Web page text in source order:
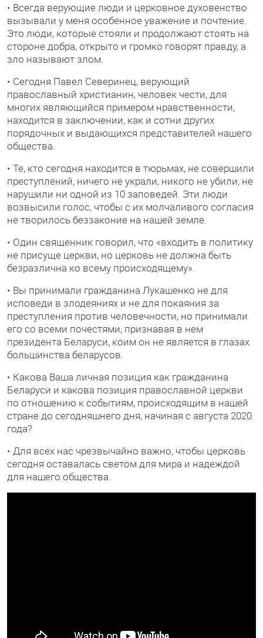
• Всегда верующие люди и церковное духовенство
вызывали у меня особенное уважение и почтение.
Это люди, которые стояли и продолжают стоять на
стороне добра, открыто и громко говорят правду, а
зло называют злом.
• Сегодня Павел Северинец, верующий
православный христианин, человек чести, для
многих являющийся примером нравственности,
находится в заключении, как и сотни других
порядочных и выдающихся представителей нашего
общества.
• Те, кто сегодня находится в тюрьмах, не совершили
преступлений, ничего не украли, никого не убили, не
нарушили ни одной из 10 заповедей. Эти люди
возвысили голос, чтобы с их молчаливого согласия
не творилось беззаконие на нашей земле.
• Один священник говорил, что «входить в политику
не присуще церкви, но церковь не должна быть
безразлична ко всему происходящему».
• Вы принимали гражданина Лукашенко не для
исповеди в злодеяниях и не для покаяния за
преступления против человечности, но принимали
его со всеми почестями, признавая в нем
президента Беларуси, коим он не является в глазах
большинства беларусов.
• Какова Ваша личная позиция как гражданина
Беларуси и какова позиция православной церкви
по отношению к событиям, происходящим в нашей
стране до сегодняшнего дня, начиная с августа 2020
года?
• Для всех нас чрезвычайно важно, чтобы церковь
сегодня оставалась светом для мира и надеждой
для нашего общества.